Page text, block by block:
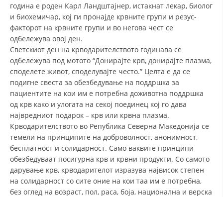
ЧЛЕНСТВО ВО ПРОФЕСИОНАЛНИ ТЕЛА
ЗАКОН ЗА ЦКРМ
СТАТУТ НА ЦКРМ
ОРГАНИЗАЦИЈА И РАЗВОЈ
РАКОВОДЕН ОДБОР
СОБРАНИЕ
година е роден Карл Ландштајнер, истакнат лекар, биолог
и биохемичар, кој ги пронајде крвните групи и резус-
факторот на крвните групи и во негова чест се
одбележува овој ден.
Светскиот ден на крводарителството годинава се
одбележува под мотото “Донирајте крв, донирајте плазма,
споделете живот, споделувајте често.” Целта е да се
подигне свеста за обезбедување на поддршка за
пациентите на кои им е потребна доживотна поддршка
од крв како и улогата на секој поединец кој го дава
највредниот подарок – крв или крвна плазма.
Крводарителството во Република Северна Македонија се
темели на принципите на доброволност, анонимност,
бесплатност и солидарност. Само ваквите принципи
обезбедуваат посигурна крв и крвни продукти. Со самото
дарување крв, крводарителот изразува највисок степен
на солидарност со сите оние на кои таа им е потребна,
без оглед на возраст, пол, раса, боја, национална и верска